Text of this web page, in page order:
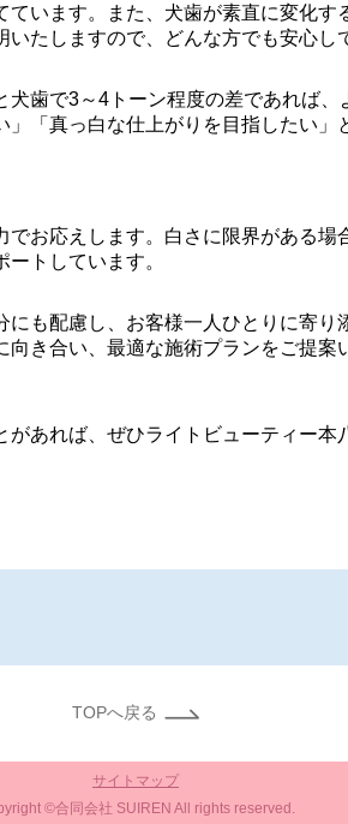
います。また、犬歯が素直に変化す
たしますので、どんな方でも安心し
歯で3～4トーン程度の差であれば
「真っ白な仕上がりを目指したい
お応えします。白さに限界がある場
トしています。
も配慮し、お客様一人ひとりに寄
き合い、最適な施術プランをご提案
あれば、ぜひライトビューティー
TOPへ戻る
サイトマップ
©合同会社 SUIREN All rights reserved.